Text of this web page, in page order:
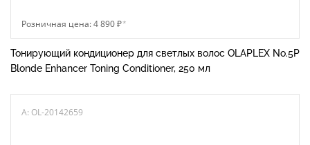
Розничная цена: 4 890 ₽*
Тонирующий кондиционер для светлых волос OLAPLEX No.5P
Blonde Enhancer Toning Conditioner, 250 мл
A: OL-20142659